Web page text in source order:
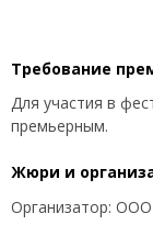
Требование
Для участия в
премьерным.
Жюри и
Организатор: